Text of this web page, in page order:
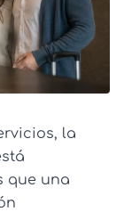
la
que una